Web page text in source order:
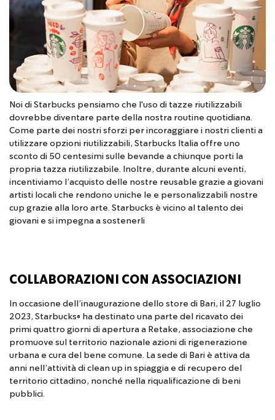
Noi di Starbucks pensiamo che l'uso di tazze riutilizzabili
dovrebbe diventare parte della nostra routine quotidiana.
Come parte dei nostri sforzi per incoraggiare i nostri clienti a
utilizzare opzioni riutilizzabili, Starbucks Italia offre uno
sconto di 50 centesimi sulle bevande a chiunque porti la
propria tazza riutilizzabile. Inoltre, durante alcuni eventi,
incentiviamo l’acquisto delle nostre reusable grazie a giovani
artisti locali che rendono uniche le e personalizzabili nostre
cup grazie alla loro arte. Starbucks è vicino al talento dei
giovani e si impegna a sostenerli
COLLABORAZIONI CON ASSOCIAZIONI
In occasione dell’inaugurazione dello store di Bari, il 27 luglio
2023, Starbucks® ha destinato una parte del ricavato dei
primi quattro giorni di apertura a Retake, associazione che
promuove sul territorio nazionale azioni di rigenerazione
urbana e cura del bene comune. La sede di Bari è attiva da
anni nell’attività di clean up in spiaggia e di recupero del
territorio cittadino, nonché nella riqualificazione di beni
pubblici.